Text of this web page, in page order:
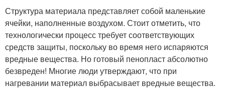
Структура материала представляет собой маленькие
ячейки, наполненные воздухом. Стоит отметить, что
технологически процесс требует соответствующих
средств защиты, поскольку во время него испаряются
вредные вещества. Но готовый пенопласт абсолютно
безвреден! Многие люди утверждают, что при
нагревании материал выбрасывает вредные вещества.